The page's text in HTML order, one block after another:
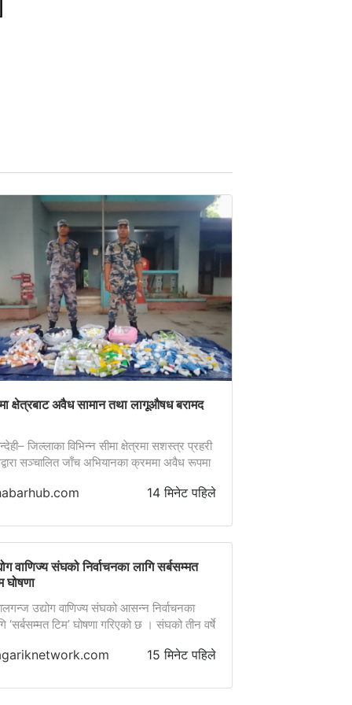
क्षेत्रबाट अवैध सामान तथा लागूऔषध बरामद
जिल्लाका विभिन्न सीमा क्षेत्रमा सशस्त्र प्रहरी
सञ्चालित जाँच अभियानका क्रममा अवैध रूपमा
छ । सशस्त्र प्रहरी बल, नेपाल सीमा सुरक्षा
१ सेमरपानी क्षेत्रमा जाँच गर्ने क्रममा
भन्सार छली गरी नेपाल भित्र्याइँदै गरेको करिब
लाख ३५० […]
14 मिनेट पहिले
वाणिज्य संघको निर्वाचनका लागि सर्बसम्मत
घोषणा
उद्योग वाणिज्य संघको आसन्न निर्वाचनका
‘सर्बसम्मत टिम’ घोषणा गरिएको छ । संघको तीन वर्षे
15 मिनेट पहिले